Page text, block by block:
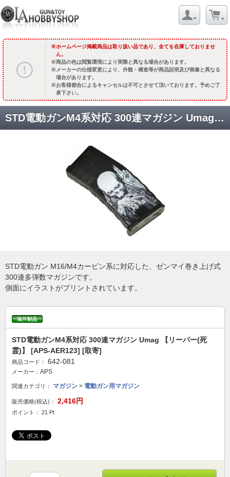
ホームページ掲載商品は取り扱い品であり、全てを在庫しておりませ
ん。
商品の色は閲覧環境により実際と異なる場合があります。
メーカーの仕様変更により、外観・構造等が商品説明及び画像と異なる
場合があります。
お客様都合によるキャンセルは不可とさせて頂いております。予めご了
承下さい。
STD電動ガンM4系対応 300連マガジン Umag 【リーパー(死霊)】 [APS-AER123] [取寄]
STD電動ガン M16/M4カービン系に対応した、ゼンマイ巻き上げ式
300連多弾数マガジンです。
側面にイラストがプリントされています。
STD電動ガンM4系対応 300連マガジン Umag 【リーパー(死
霊)】 [APS-AER123] [取寄]
商品コード： 642-081
メーカー： APS
関連カテゴリ： マガジン > 電動ガン用マガジン
販売価格(税込)： 2,416円
ポイント： 21 Pt